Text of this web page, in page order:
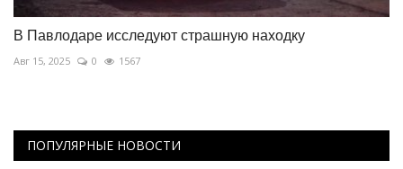
В Павлодаре исследуют страшную находку
Авг 15, 2025 0 1567
ПОПУЛЯРНЫЕ НОВОСТИ